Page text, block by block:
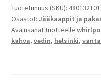
C00323380
määrä
Tuotetunnus (SKU):
Osastot: Jääkaappit ja
Avainsanat tuotteelle
kahva, vedin, helsinki,